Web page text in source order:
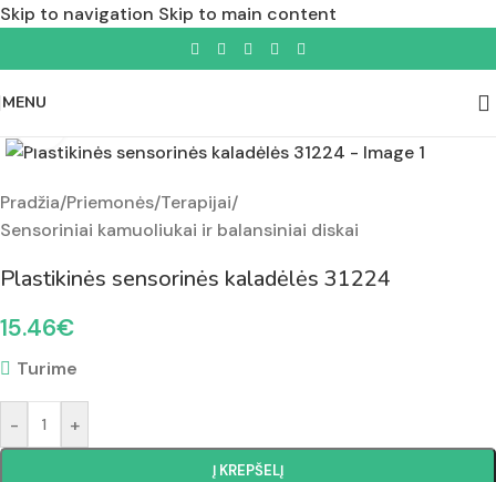
Skip to navigation Skip to main content
MENU
Pradžia/Priemonės/Terapijai/
Sensoriniai kamuoliukai ir balansiniai diskai
Plastikinės sensorinės kaladėlės 31224
15.46€
Turime
- +
Į KREPŠELĮ